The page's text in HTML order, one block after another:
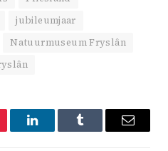
jubileumjaar
Natuurmuseum Fryslân
LinkedInTumblr Email